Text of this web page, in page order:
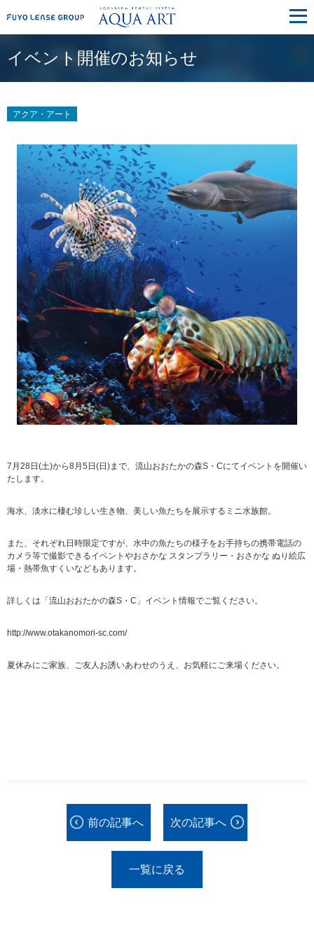
メ
ニ
ュ
イベント開催のお知らせ
アクア・アート
7月28日(土)から8月5日(日)まで、 流山おおたかの森S・Cにてイベントを開催い
たします。
海水、淡水に棲む珍しい生き物、美しい魚たちを展示するミニ水族館。
また、それぞれ日時限定ですが、 水中の魚たちの様子をお手持ちの携帯電話の
カメラ等で撮影できるイベントやおさかな スタンプラリー・おさかな ぬり絵広
場・熱帯魚すくいなどもあります。
詳しくは「流山おおたかの森S・C」イベント情報でご覧ください。
http://www.otakanomori-sc.com/
夏休みにご家族、ご友人お誘いあわせのうえ、お気軽にご来場ください。
前の記事へ
一覧に戻る
次の記事へ